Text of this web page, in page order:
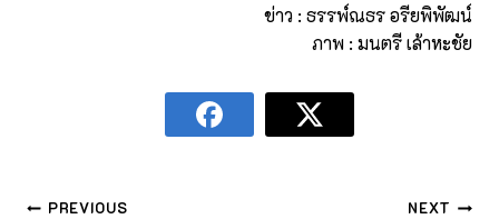
ข่าว : ธรรพ์ณธร อรียพิพัฒน์
ภาพ : มนตรี เล้าหะชัย
PREVIOUS NEXT